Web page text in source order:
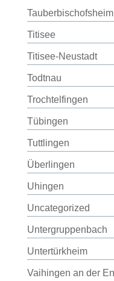
Tauberbischofsheim
Titisee
Titisee-Neustadt
Todtnau
Trochtelfingen
Tübingen
Tuttlingen
Überlingen
Uhingen
Uncategorized
Untergruppenbach
Untertürkheim
Vaihingen an der